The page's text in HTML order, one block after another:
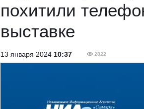
похитили
выставке
13 января 2024 10:37 2822